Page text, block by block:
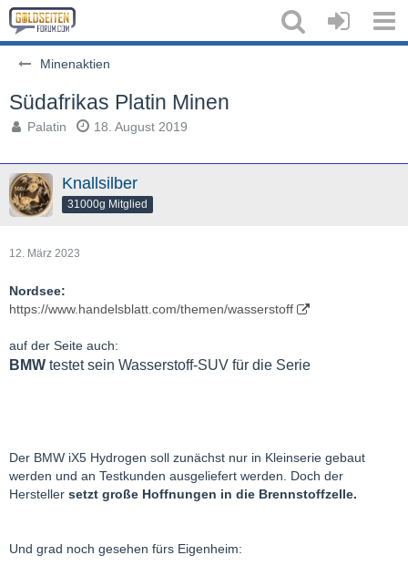
Minenaktien
Südafrikas Platin Minen
Palatin 18. August 2019
Knallsilber
31000g Mitglied
12. März 2023
Nordsee:
https://www.handelsblatt.com/themen/wasserstoff
auf der Seite auch:
BMW testet sein Wasserstoff-SUV für die Serie
Der BMW iX5 Hydrogen soll zunächst nur in Kleinserie gebaut
werden und an Testkunden ausgeliefert werden. Doch der
Hersteller setzt große Hoffnungen in die Brennstoffzelle.
Und grad noch gesehen fürs Eigenheim: